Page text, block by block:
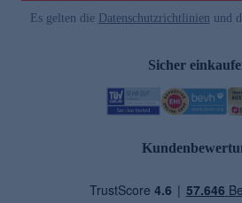
Es gelten die Datenschutzrichtlinien und
Sicher